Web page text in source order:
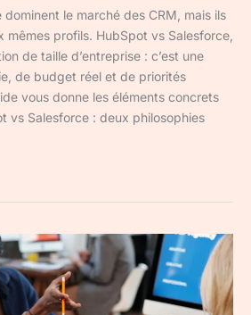
le marché des CRM, mais ils
mêmes profils. HubSpot vs Salesforce,
de taille d’entreprise : c’est une
de budget réel et de priorités
vous donne les éléments concrets
vs Salesforce : deux philosophies